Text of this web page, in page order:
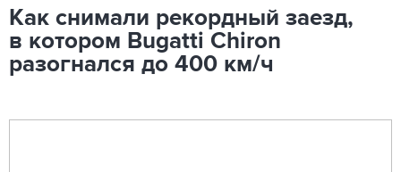
Как снимали рекордный заезд,
в котором Bugatti Chiron
разогнался до 400 км/ч